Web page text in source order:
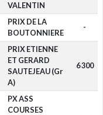
VALENTIN
PRIX DE LA
BOUTONNIERE
-
PRIX ETIENNE
ET GERARD
SAUTEJEAU (Gr
A)
6 300
PX ASS
COURSES